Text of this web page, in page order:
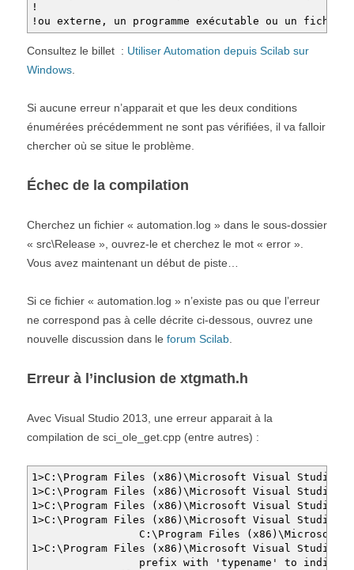
!
!ou externe, un programme exécutable ou un fichier
Consultez le billet : Utiliser Automation depuis Scilab sur
Windows
Si aucune erreur n’apparait et que les deux conditions
énumérées précédemment ne sont pas vérifiées, il va falloir
chercher où se situe le problème.
Échec de la compilation
Cherchez un fichier « automation.log » dans le sous-dossier
« src\Release », ouvrez-le et cherchez le mot « error ».
Vous avez maintenant un début de piste…
Si ce fichier « automation.log » n’existe pas ou que l’erreur
ne correspond pas à celle décrite ci-dessous, ouvrez une
nouvelle discussion dans le forum Scilab
Erreur à l’inclusion de xtgmath.h
Avec Visual Studio 2013, une erreur apparait à la
compilation de sci_ole_get.cpp (entre autres) :
1>C:\Program Files (x86)\Microsoft Visual Studio
1>C:\Program Files (x86)\Microsoft Visual Studio
1>C:\Program Files (x86)\Microsoft Visual Studio
1>C:\Program Files (x86)\Microsoft Visual Studio
C:\Program Files (x86)\Microsoft Visual
1>C:\Program Files (x86)\Microsoft Visual Studio
prefix with 'typename' to indicate